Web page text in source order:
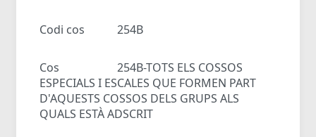
Codi cos 254B
Cos
254B-TOTS ELS COSSOS
ESPECIALS I ESCALES QUE FORMEN PART
D'AQUESTS COSSOS DELS GRUPS ALS
QUALS ESTÀ ADSCRIT